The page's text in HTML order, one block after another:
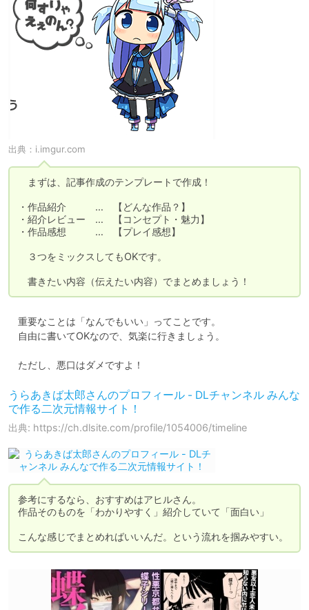
出典： i.imgur.com
まずは、記事作成のテンプレートで作成！
・作品紹介　　　…　【どんな作品？】
・紹介レビュー　…　【コンセプト・魅力】
・作品感想　　　…　【プレイ感想】
３つをミックスしてもOKです。
書きたい内容（伝えたい内容）でまとめましょう！
重要なことは「なんでもいい」ってことです。
自由に書いてOKなので、気楽に行きましょう。
ただし、悪口はダメですよ！
うらあきば太郎さんのプロフィール - DLチャンネル みんな
で作る二次元情報サイト！
出典: https://ch.dlsite.com/profile/1054006/timeline
参考にするなら、おすすめはアヒルさん。
作品そのものを「わかりやすく」紹介していて「面白い」
こんな感じでまとめればいいんだ。という流れを掴みやすい。